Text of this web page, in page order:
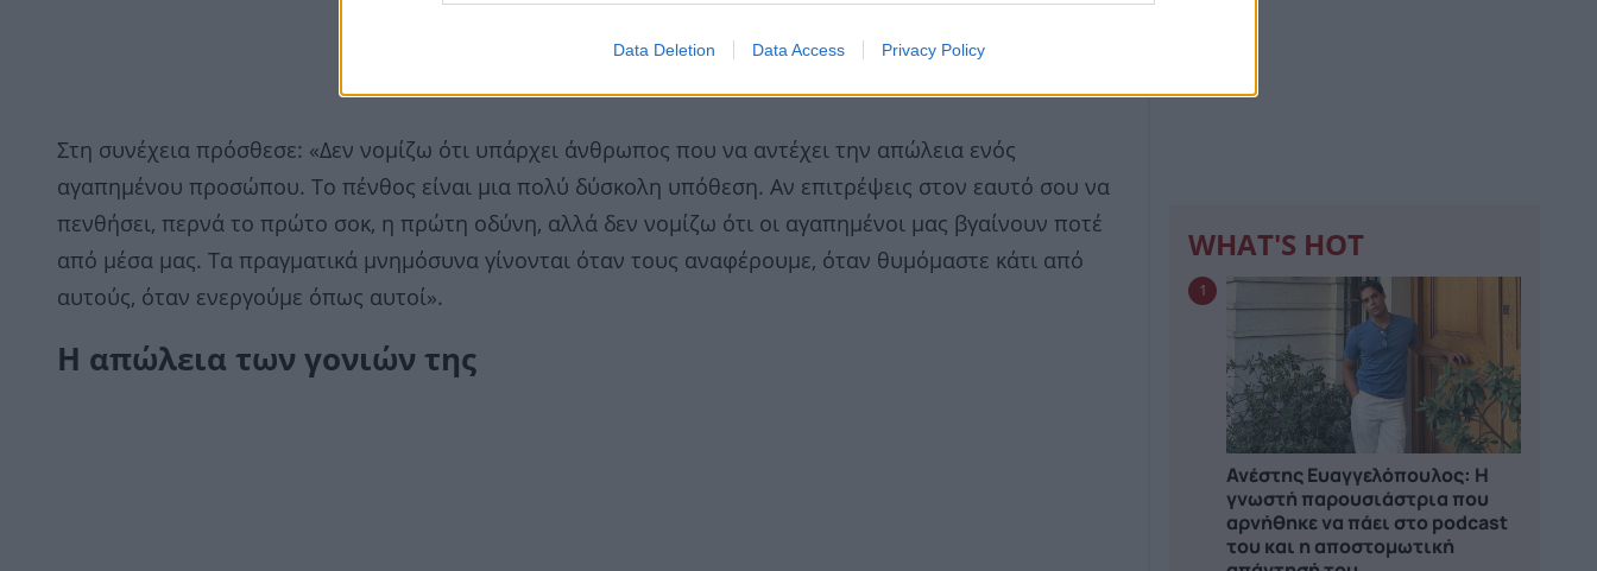
Data Deletion Data Access Privacy Policy
Στη συνέχεια πρόσθεσε: «Δεν νομίζω ότι υπάρχει άνθρωπος που να αντέχει την απώλεια ενός
αγαπημένου προσώπου. Το πένθος είναι μια πολύ δύσκολη υπόθεση. Αν επιτρέψεις στον εαυτό σου να
πενθήσει, περνά το πρώτο σοκ, η πρώτη οδύνη, αλλά δεν νομίζω ότι οι αγαπημένοι μας βγαίνουν ποτέ
από μέσα μας. Τα πραγματικά μνημόσυνα γίνονται όταν τους αναφέρουμε, όταν θυμόμαστε κάτι από
αυτούς, όταν ενεργούμε όπως αυτοί».
Η απώλεια των γονιών της
WHAT'S HOT
1
Ανέστης Ευαγγελόπουλος: Η
γνωστή παρουσιάστρια που
αρνήθηκε να πάει στο podcast
του και η αποστομωτική